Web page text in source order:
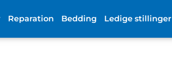
Reparation Bedding Ledige stillinger